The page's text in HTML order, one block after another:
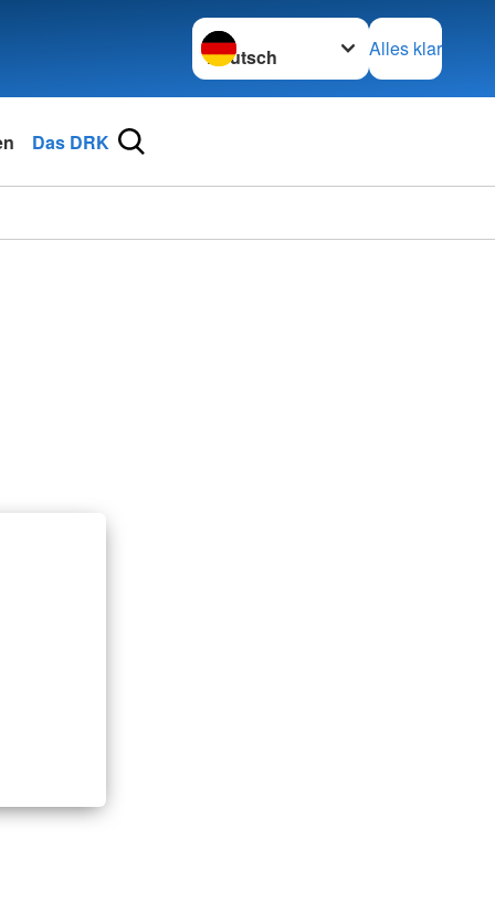
Sprache wechseln zu
Alles klar
Das DRK